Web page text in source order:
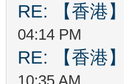
RE: 【香港
04:14 PM
RE: 【香港
10:35 AM